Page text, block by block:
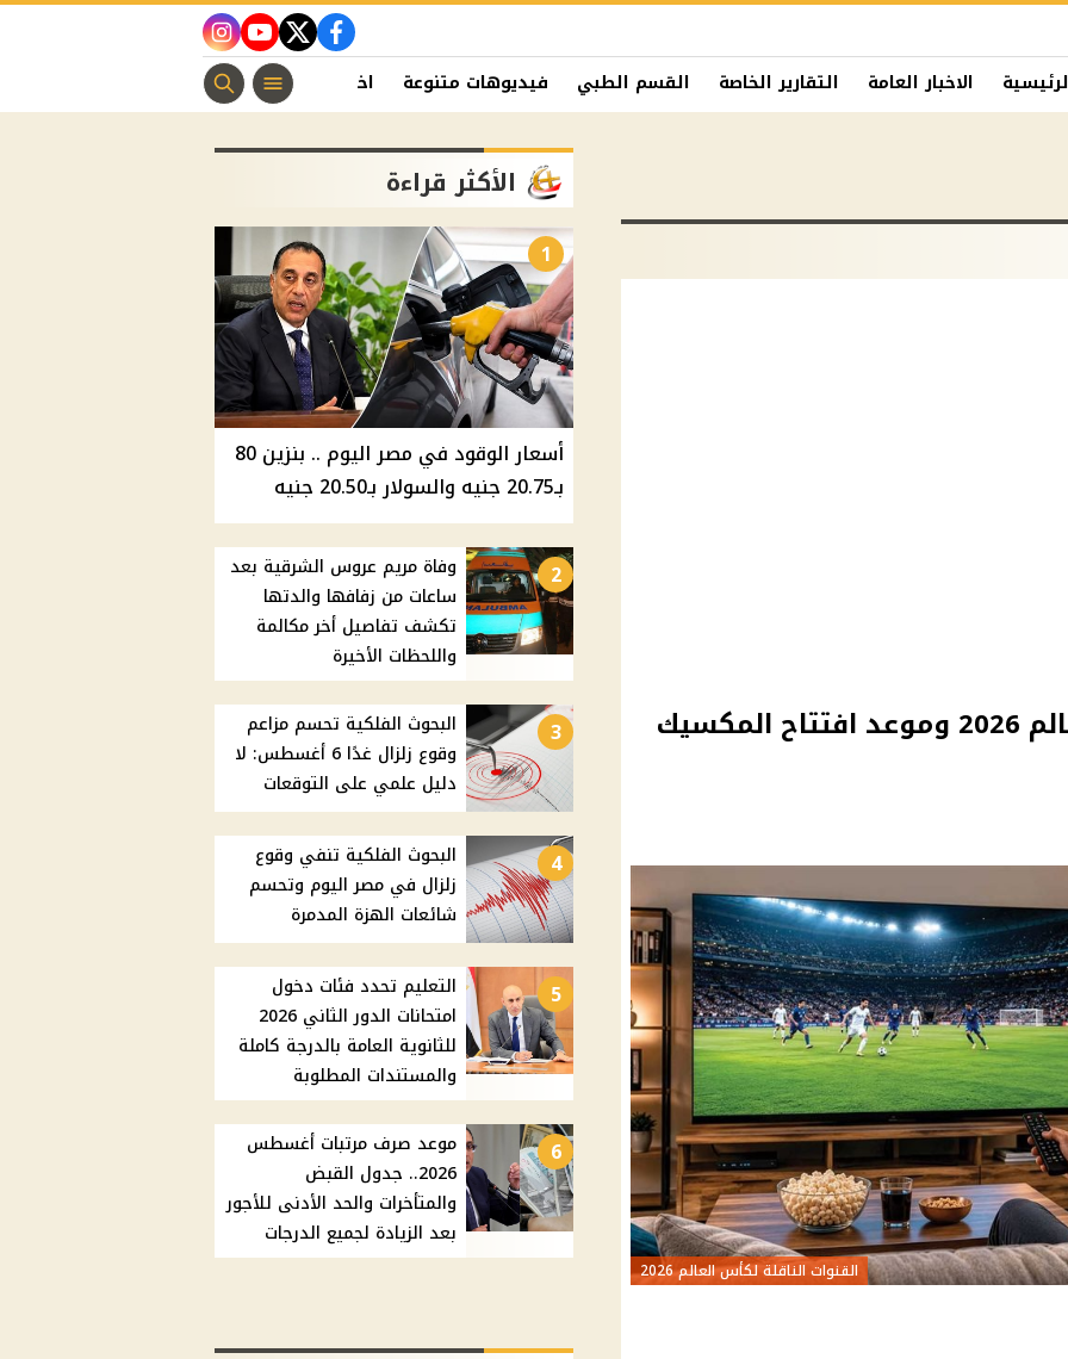
facebook
twitter
youtube
instagram
الاخبار العامة التقارير الخاصة القسم الطبي فيديوهات متنوعة اخبار الفن منوعات مسيحية
القنوات الناقلة لكأس العالم 2026 وموعد افتتاح المكسيك
القنوات الناقلة لكأس العالم 2026
الأكثر قراءة
1
أسعار الوقود في مصر اليوم .. بنزين 80
بـ20.75 جنيه والسولار بـ20.50 جنيه
2
وفاة مريم عروس الشرقية بعد
ساعات من زفافها والدتها
تكشف تفاصيل أخر مكالمة
واللحظات الأخيرة
3
البحوث الفلكية تحسم مزاعم
وقوع زلزال غدًا 6 أغسطس: لا
دليل علمي على التوقعات
4
البحوث الفلكية تنفي وقوع
زلزال في مصر اليوم وتحسم
شائعات الهزة المدمرة
5
التعليم تحدد فئات دخول
امتحانات الدور الثاني 2026
للثانوية العامة بالدرجة كاملة
والمستندات المطلوبة
6
موعد صرف مرتبات أغسطس
2026.. جدول القبض
والمتأخرات والحد الأدنى للأجور
بعد الزيادة لجميع الدرجات